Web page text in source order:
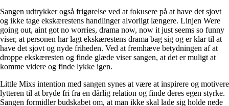
Sangen udtrykker også frigørelse ved at fokusere på at have det sjovt
og ikke tage ekskærestens handlinger alvorligt længere. Linjen Were
going out, aint got no worries, drama now, now it just seems so funny
viser, at personen har lagt ekskærestens drama bag sig og er klar til at
have det sjovt og nyde friheden. Ved at fremhæve betydningen af at
droppe ekskæresten og finde glæde viser sangen, at det er muligt at
komme videre og finde lykke igen.
Little Mixs intention med sangen synes at være at inspirere og motivere
lytteren til at bryde fri fra en dårlig relation og finde deres egen styrke.
Sangen formidler budskabet om, at man ikke skal lade sig holde nede